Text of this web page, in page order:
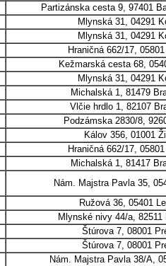
Partizánska cesta 9, 97401
Mlynská 31, 04291
Mlynská 31, 04291
Hraničná 662/17,
Kežmarská cesta 68,
Mlynská 31, 04291
Michalská 1, 81479
Vlčie hrdlo 1, 82107
Podzámska 2830/8,
Kálov 356, 01001
Hraničná 662/17,
Michalská 1, 81417
Nám. Majstra Pavla 35,
Ružová 36, 05401
Mlynské nivy 44/a,
Štúrova 7, 08001
Štúrova 7, 08001
Nám. Majstra Pavla 38/A,